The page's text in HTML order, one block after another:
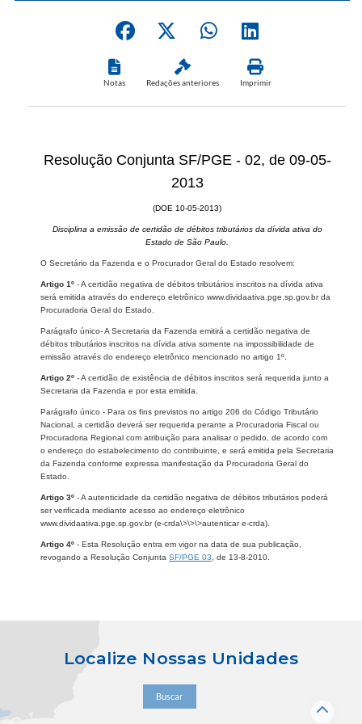
Notas Redações anteriores Imprimir
Resolução Conjunta SF/PGE - 02, de 09-05-
2013
(DOE 10-05-2013)
Disciplina a emissão de certidão de débitos tributários da dívida ativa do
Estado de São Paulo.
O Secretário da Fazenda e o Procurador Geral do Estado resolvem:
Artigo 1º - A certidão negativa de débitos tributários inscritos na dívida ativa
será emitida através do endereço eletrônico www.dividaativa.pge.sp.gov.br da
Procuradoria Geral do Estado.
Parágrafo único- A Secretaria da Fazenda emitirá a certidão negativa de
débitos tributários inscritos na dívida ativa somente na impossibilidade de
emissão através do endereço eletrônico mencionado no artigo 1º.
Artigo 2º - A certidão de existência de débitos inscritos será requerida junto a
Secretaria da Fazenda e por esta emitida.
Parágrafo único - Para os fins previstos no artigo 206 do Código Tributário
Nacional, a certidão deverá ser requerida perante a Procuradoria Fiscal ou
Procuradoria Regional com atribuição para analisar o pedido, de acordo com
o endereço do estabelecimento do contribuinte, e será emitida pela Secretaria
da Fazenda conforme expressa manifestação da Procuradoria Geral do
Estado.
Artigo 3º - A autenticidade da certidão negativa de débitos tributários poderá
ser verificada mediante acesso ao endereço eletrônico
www.dividaativa.pge.sp.gov.br (e-crda\>\>\>autenticar e-crda).
Artigo 4º - Esta Resolução entra em vigor na data de sua publicação,
revogando a Resolução Conjunta SF/PGE 03 , de 13-8-2010.
Localize Nossas Unidades
Buscar